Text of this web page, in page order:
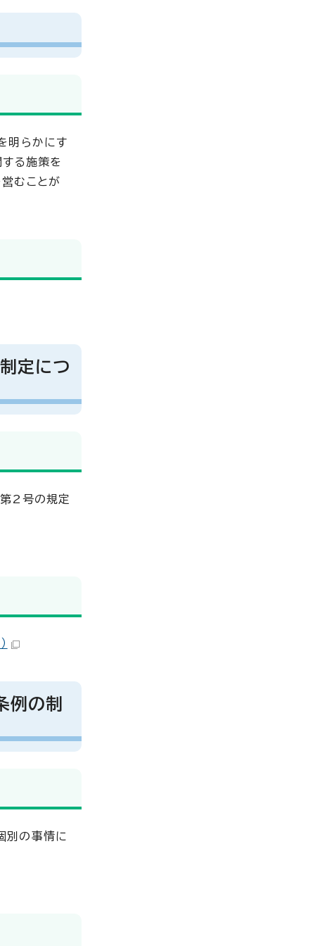
明らかにす
る施策を
むことが
定につ
2号の規定
例の制
別の事情に